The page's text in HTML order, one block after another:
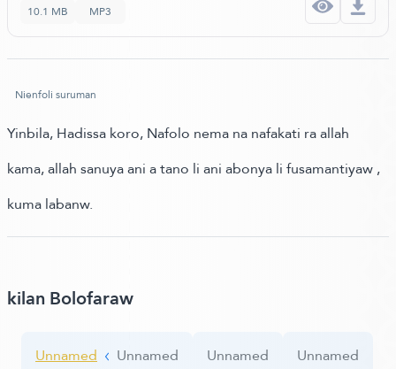
10.1 MB MP3
Nienfoli suruman
Yinbila, Hadissa koro, Nafolo nema na nafakati ra allah
kama, allah sanuya ani a tano li ani abonya li fusamantiyaw ,
kuma labanw.
kilan Bolofaraw
Unnamed Unnamed Unnamed Unnamed